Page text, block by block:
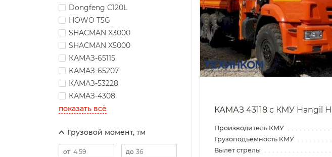
Dongfeng C120L
HOWO Т5G
SHACMAN X3000
SHACMAN X5000
КАМАЗ-65115
КАМАЗ-65207
КАМАЗ-53228
КАМАЗ-4308
показать всё
Грузовой момент, тм
КАМАЗ 43118 с КМУ Hangil
Производитель КМУ
Грузоподъемность КМУ
Вылет стрелы